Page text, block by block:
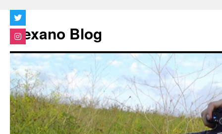
Vai
contenuto
Iltexano Blog